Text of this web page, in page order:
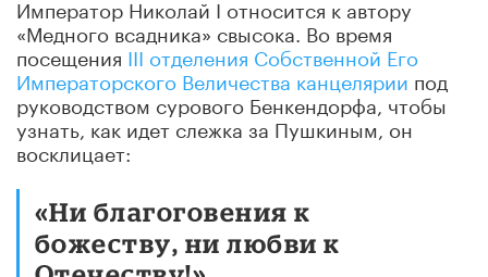
Император Николай I относится к автору
«Медного всадника» свысока. Во время
посещения III отделения Собственной Его
Императорского Величества канцелярии под
руководством сурового Бенкендорфа, чтобы
узнать, как идет слежка за Пушкиным, он
восклицает:
«Ни благоговения к
божеству, ни любви к